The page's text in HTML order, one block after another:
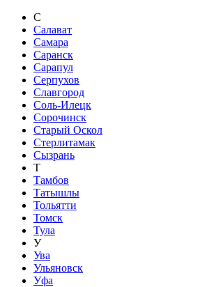
С
Салават
Самара
Саранск
Сарапул
Серпухов
Славгород
Соль-Илецк
Сорочинск
Старый Оскол
Стерлитамак
Сызрань
Т
Тамбов
Татышлы
Тольятти
Томск
Тула
У
Ува
Ульяновск
Уфа